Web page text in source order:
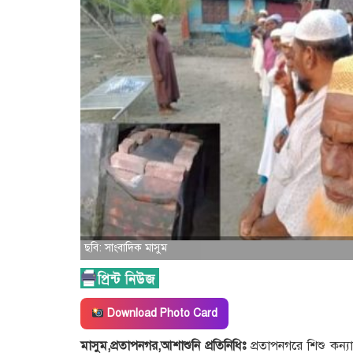
ছবি: সাংবাদিক মাসুম
Download Photo Card
মাসুম,প্রতাপনগর,আশাশুনি প্রতিনিধিঃপ্রতাপনগরে শিশু